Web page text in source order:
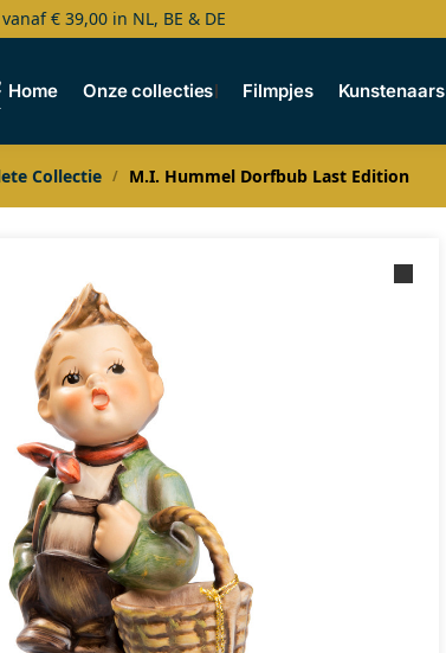
€ 39,00 in NL, BE & DE
Home Onze collecties Filmpjes Kunstenaars
Collectie / M.I. Hummel Dorfbub Last Edition